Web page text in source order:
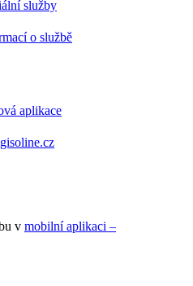
o službě
v mobilní aplikaci –